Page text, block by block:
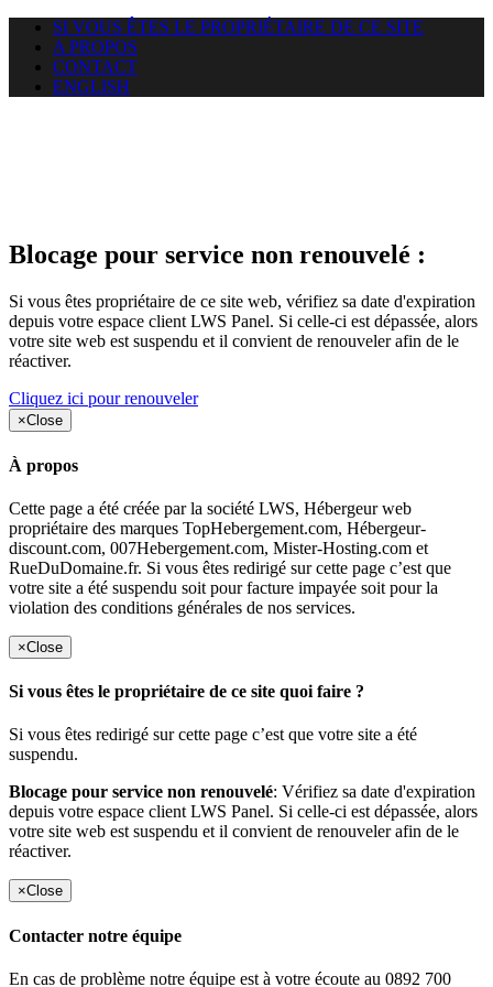
SI VOUS ÊTES LE PROPRIÉTAIRE DE CE SITE
A PROPOS
CONTACT
ENGLISH
Blocage pour service non renouvelé :
Si vous êtes propriétaire de ce site web, vérifiez sa date d'expiration
depuis votre espace client LWS Panel. Si celle-ci est dépassée, alors
votre site web est suspendu et il convient de renouveler afin de le
réactiver.
Cliquez ici pour renouveler
×Close
À propos
Cette page a été créée par la société LWS, Hébergeur web
propriétaire des marques TopHebergement.com, Hébergeur-
discount.com, 007Hebergement.com, Mister-Hosting.com et
RueDuDomaine.fr. Si vous êtes redirigé sur cette page c’est que
votre site a été suspendu soit pour facture impayée soit pour la
violation des conditions générales de nos services.
×Close
Si vous êtes le propriétaire de ce site quoi faire ?
Si vous êtes redirigé sur cette page c’est que votre site a été
suspendu.
Blocage pour service non renouvelé: Vérifiez sa date d'expiration
depuis votre espace client LWS Panel. Si celle-ci est dépassée, alors
votre site web est suspendu et il convient de renouveler afin de le
réactiver.
×Close
Contacter notre équipe
En cas de problème notre équipe est à votre écoute au 0892 700